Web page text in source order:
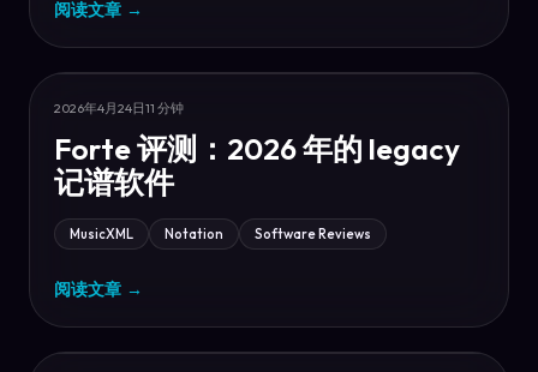
阅读文章 →
2026年4月24日11 分钟
Forte 评测：2026 年的 legacy
记谱软件
MusicXML Notation Software Reviews
阅读文章 →